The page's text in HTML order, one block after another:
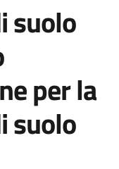
suolo
per la
suolo